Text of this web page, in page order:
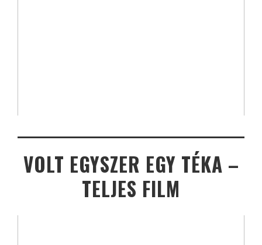
VOLT EGYSZER EGY TÉKA –
TELJES FILM